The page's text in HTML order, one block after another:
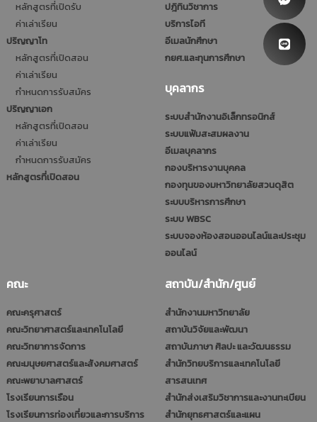
หลักสูตรที่เปิดรับ
ค่าเล่าเรียน
ปริญญาโท
หลักสูตรที่เปิดสอน
ค่าเล่าเรียน
กำหนดการรับสมัคร
ปริญญาเอก
หลักสูตรที่เปิดสอน
ค่าเล่าเรียน
กำหนดการรับสมัคร
หลักสูตรที่เปิดสอน
ปฎิทินวิชาการ
บริการไอที
อีเมลนักศึกษา
กยศ.และทุนการศึกษา
บุคลากร
ระบบสำนักงานอิเล็กทรอนิกส์
ระบบแฟ้มสะสมผลงาน
อีเมลบุคลากร
กองบริหารงานบุคคล
กองทุนของมหาวิทยาลัยสวนดุสิต
ระบบบริหารการศึกษา
ระบบ WBSC
ระบบจองห้องสอนออนไลน์และประชุม
ออนไลน์
คณะ
คณะครุศาสตร์
คณะวิทยาศาสตร์และเทคโนโลยี
คณะวิทยาการจัดการ
คณะมนุษยศาสตร์และสังคมศาสตร์
คณะพยาบาลศาสตร์
โรงเรียนการเรือน
โรงเรียนการท่องเที่ยวและการบริการ
สถาบัน/สำนัก/ศูนย์
สำนักงานมหาวิทยาลัย
สถาบันวิจัยและพัฒนา
สถาบันภาษา ศิลปะ และวัฒนธรรม
สำนักวิทยบริการและเทคโนโลยี
สารสนเทศ
สำนักส่งเสริมวิชาการและงานทะเบียน
สำนักยุทธศาสตร์และแผน